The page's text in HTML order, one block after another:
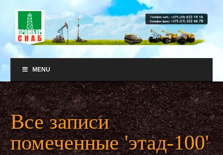
MENU
Все записи
помеченные 'этад-100'